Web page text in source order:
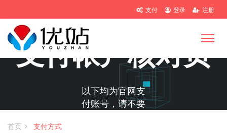
支付 登录 注册
支付帐户核对页
以下均为官网支
付账号，请不要
首页 支付方式